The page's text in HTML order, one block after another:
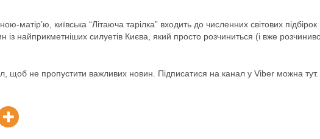
матір’ю, київська “Літаюча тарілка” входить до численних світових
найприкметніших силуетів Києва, який просто розчиниться (і вже
щоб не пропустити важливих новин. Підписатися на канал у Viber можна тут.